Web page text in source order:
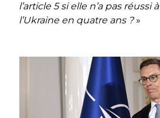
l’article 5 si elle n’a pas réussi
l’Ukraine en quatre ans ?»